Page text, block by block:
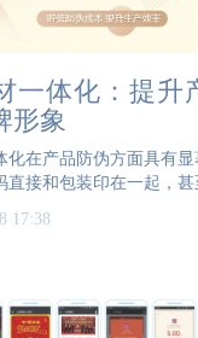
一体化：提升
形象
化在产品防伪方面具有
直接和包装印在一起，甚
验。首先，防伪包材一体
17:38